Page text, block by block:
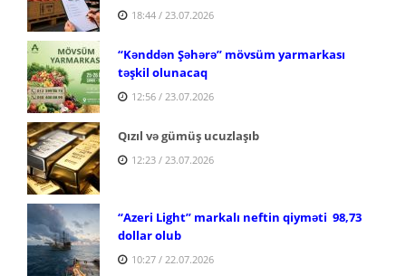
18:44 / 23.07.2026
“Kənddən Şəhərə” mövsüm yarmarkası
təşkil olunacaq
12:56 / 23.07.2026
Qızıl və gümüş ucuzlaşıb
12:23 / 23.07.2026
“Azeri Light” markalı neftin qiyməti 98,73
dollar olub
10:27 / 22.07.2026